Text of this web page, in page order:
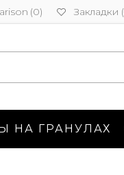
(0) Закладки
НА ГРАНУЛАХ